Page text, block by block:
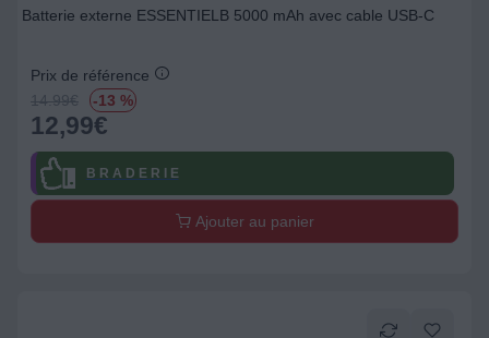
Batterie externe ESSENTIELB 5000 mAh avec cable USB-C
Prix de référence
14.99€ -13 %
12,99€
B R A D E R I E
Ajouter au panier